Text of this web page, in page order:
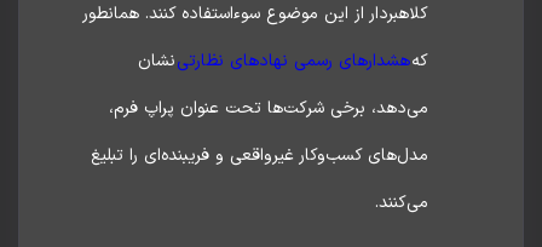
کلاهبردار از این موضوع سوءاستفاده کنند. همانطور
هشدارهای رسمی نهادهای نظارتینشان
می‌دهد، برخی شرکت‌ها تحت عنوان پراپ فرم،
مدل‌های کسب‌وکار غیرواقعی و فریبنده‌ای را تبلیغ